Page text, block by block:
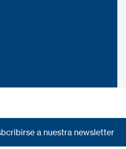
a nuestra newsletter